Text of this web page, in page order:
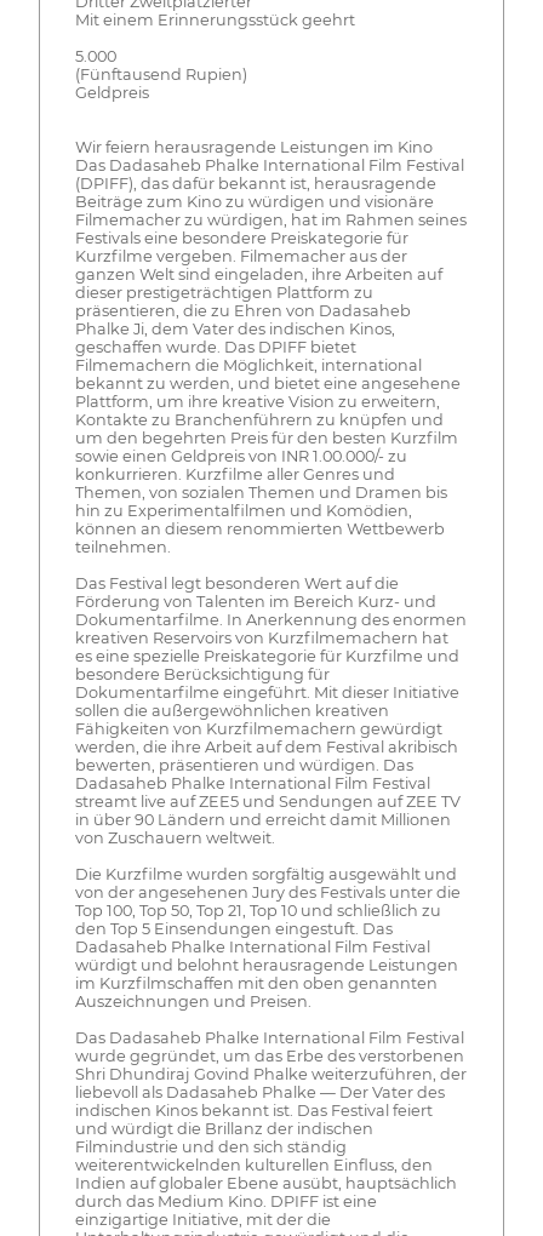
Mit einem Erinnerungsstück geehrt
5.000
(Fünftausend Rupien)
Geldpreis
Wir feiern herausragende Leistungen im Kino
Das Dadasaheb Phalke International Film Festival
(DPIFF), das dafür bekannt ist, herausragende
Beiträge zum Kino zu würdigen und visionäre
Filmemacher zu würdigen, hat im Rahmen seines
Festivals eine besondere Preiskategorie für
Kurzfilme vergeben. Filmemacher aus der
ganzen Welt sind eingeladen, ihre Arbeiten auf
dieser prestigeträchtigen Plattform zu
präsentieren, die zu Ehren von Dadasaheb
Phalke Ji, dem Vater des indischen Kinos,
geschaffen wurde. Das DPIFF bietet
Filmemachern die Möglichkeit, international
bekannt zu werden, und bietet eine angesehene
Plattform, um ihre kreative Vision zu erweitern,
Kontakte zu Branchenführern zu knüpfen und
um den begehrten Preis für den besten Kurzfilm
sowie einen Geldpreis von INR 1.00.000/- zu
konkurrieren. Kurzfilme aller Genres und
Themen, von sozialen Themen und Dramen bis
hin zu Experimentalfilmen und Komödien,
können an diesem renommierten Wettbewerb
teilnehmen.
Das Festival legt besonderen Wert auf die
Förderung von Talenten im Bereich Kurz- und
Dokumentarfilme. In Anerkennung des enormen
kreativen Reservoirs von Kurzfilmemachern hat
es eine spezielle Preiskategorie für Kurzfilme und
besondere Berücksichtigung für
Dokumentarfilme eingeführt. Mit dieser Initiative
sollen die außergewöhnlichen kreativen
Fähigkeiten von Kurzfilmemachern gewürdigt
werden, die ihre Arbeit auf dem Festival akribisch
bewerten, präsentieren und würdigen. Das
Dadasaheb Phalke International Film Festival
streamt live auf ZEE5 und Sendungen auf ZEE TV
in über 90 Ländern und erreicht damit Millionen
von Zuschauern weltweit.
Die Kurzfilme wurden sorgfältig ausgewählt und
von der angesehenen Jury des Festivals unter die
Top 100, Top 50, Top 21, Top 10 und schließlich zu
den Top 5 Einsendungen eingestuft. Das
Dadasaheb Phalke International Film Festival
würdigt und belohnt herausragende Leistungen
im Kurzfilmschaffen mit den oben genannten
Auszeichnungen und Preisen.
Das Dadasaheb Phalke International Film Festival
wurde gegründet, um das Erbe des verstorbenen
Shri Dhundiraj Govind Phalke weiterzuführen, der
liebevoll als Dadasaheb Phalke — Der Vater des
indischen Kinos bekannt ist. Das Festival feiert
und würdigt die Brillanz der indischen
Filmindustrie und den sich ständig
weiterentwickelnden kulturellen Einfluss, den
Indien auf globaler Ebene ausübt, hauptsächlich
durch das Medium Kino. DPIFF ist eine
einzigartige Initiative, mit der die